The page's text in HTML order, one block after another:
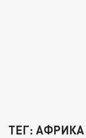
ТЕГ: АФРИКА